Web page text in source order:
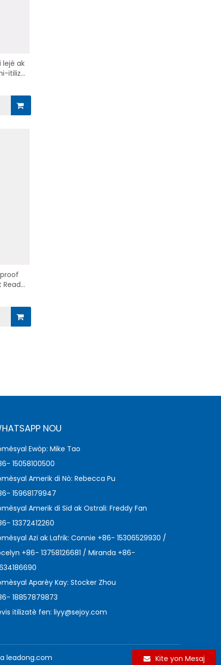
lejè ak
itilize
NOU
Ewòp: Mike Tao
15058100500
Amerik di Nò: Rebecca Pu
15968179947
Amerik di Sid ak Ostrali: Freddy Fan
13372412260
Azi ak Lafrik: Connie +86- 15306529930 /
+86- 13758126681 / Miranda +86-
Aparèy Kay: Stocker Zhou
18857879873
itilizatè fen: liyy@sejoy.com
Kite yon Mesaj
leadong.com